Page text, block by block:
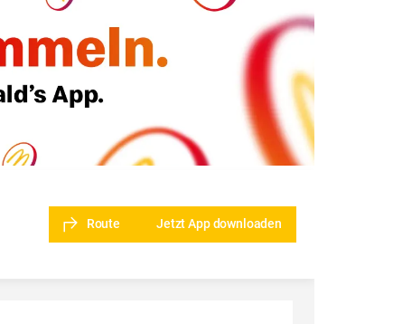
Route Jetzt App downloaden